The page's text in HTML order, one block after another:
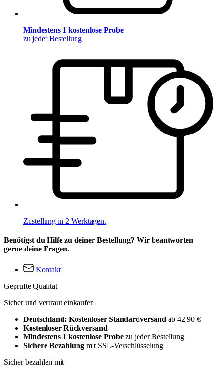
Mindestens 1 kostenlose Probe
zu jeder Bestellung
Zustellung in 2 Werktagen.
Benötigst du Hilfe zu deiner Bestellung? Wir beantworten
gerne deine Fragen.
Kontakt
Geprüfte Qualität
Sicher und vertraut einkaufen
Deutschland: Kostenloser Standardversand ab 42,90 €
Kostenloser Rückversand
Mindestens 1 kostenlose Probe zu jeder Bestellung
Sichere Bezahlung mit SSL-Verschlüsselung
Sicher bezahlen mit